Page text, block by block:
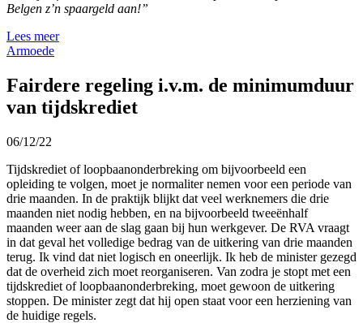
Belgen z’n spaargeld aan!”
Lees meer
Armoede
Fairdere regeling i.v.m. de minimumduur
van tijdskrediet
06/12/22
Tijdskrediet of loopbaanonderbreking om bijvoorbeeld een
opleiding te volgen, moet je normaliter nemen voor een periode van
drie maanden. In de praktijk blijkt dat veel werknemers die drie
maanden niet nodig hebben, en na bijvoorbeeld tweeënhalf
maanden weer aan de slag gaan bij hun werkgever. De RVA vraagt
in dat geval het volledige bedrag van de uitkering van drie maanden
terug. Ik vind dat niet logisch en oneerlijk. Ik heb de minister gezegd
dat de overheid zich moet reorganiseren. Van zodra je stopt met een
tijdskrediet of loopbaanonderbreking, moet gewoon de uitkering
stoppen. De minister zegt dat hij open staat voor een herziening van
de huidige regels.